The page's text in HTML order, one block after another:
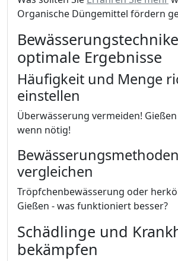
Organische Düngemittel fördern
optimale Ergebnisse
Häufigkeit und Menge
einstellen
Überwässerung vermeiden!
wenn nötig!
Bewässerungsmethoden
vergleichen
Tröpfchenbewässerung oder
Gießen - was funktioniert besser?
Schädlinge und
bekämpfen